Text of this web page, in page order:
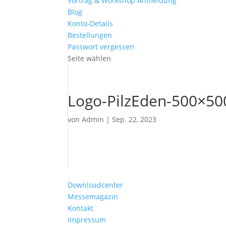
Blog
Konto-Details
Bestellungen
Passwort vergessen
Seite wählen
Logo-PilzEden-
vonAdmin |Sep. 22, 2023
Downloadcenter
Messemagazin
Kontakt
Impressum